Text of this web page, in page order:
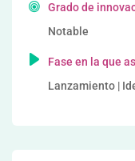
Grado de
Notable
Fase en la que
Lanzamiento |